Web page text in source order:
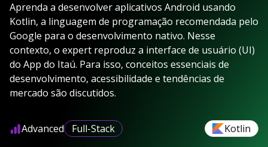
Aprenda a desenvolver aplicativos Android usando
Kotlin, a linguagem de programação recomendada pelo
Google para o desenvolvimento nativo. Nesse
contexto, o expert reproduz a interface de usuário (UI)
do App do Itaú. Para isso, conceitos essenciais de
desenvolvimento, acessibilidade e tendências de
mercado são discutidos.
Advanced Full-Stack Kotlin